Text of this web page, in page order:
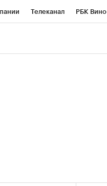
Телеканал РБК Вино